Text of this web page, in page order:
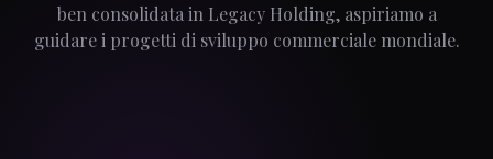
ben consolidata in Legacy Holding, aspiriamo a
guidare i progetti di sviluppo commerciale mondiale.